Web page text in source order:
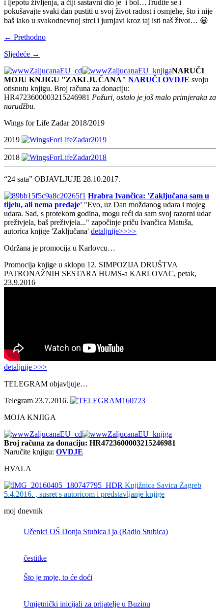
i ljepotu življenja, a čiji sastavni dio je i bol…Trudite se i
pokušavajte svaki dan pustiti u svoj život radost i osmjehe, što i nije
baš lako u svakodnevnoj strci i jurnjavi kroz taj isti naš život… 😀
← Prethodno
Sljedeće →
NARUČI
MOJU KNJIGU "ZAKLJUČANA" NARUČI OVDJE svoju
otisnutu knjigu. Broj računa za donaciju:
HR4723600003215246981 Požuri, ostalo je još malo primjeraka za
narudžbu.
Wings for Life Zadar 2018/2019
2019
2018
“24 sata” OBJAVLJUJE 28.10.2017.
Hrabra Ivančica: 'Zaključana sam u
tijelu, ali nema predaje' "Evo, uz Dan moždanog udara i mojeg
udara. Sad, s protekom godina, mogu reći da sam svoj razorni udar
preživjela, baš preživjela..." započinje priču Ivančica Matuša,
autorica knjige 'Zaključana' detaljnije>>>>
Održana je promocija u Karlovcu…
Promocija knjige u sklopu 12. SIMPOZIJA DRUŠTVA
PATRONAŽNIH SESTARA HUMS-a KARLOVAC, petak,
23.9.2016
detaljnije >>>
TELEGRAM objavljuje…
Telegram 23.7.2016.
MOJA KNJIGA
Broj računa za donaciju: HR4723600003215246981
Naručite knjigu: OVDJE
HVALA
Knjižnica Savica Zagreb
5.4.2016. , susret s autoricom i predstavljanje knjige
moj dnevnik
Učenici OŠ Donja Stubica i ja (Radio Stubica)
čestitke
Što je moje, to će doći
Umjetnički inicijali za prijatelje u Buzinu